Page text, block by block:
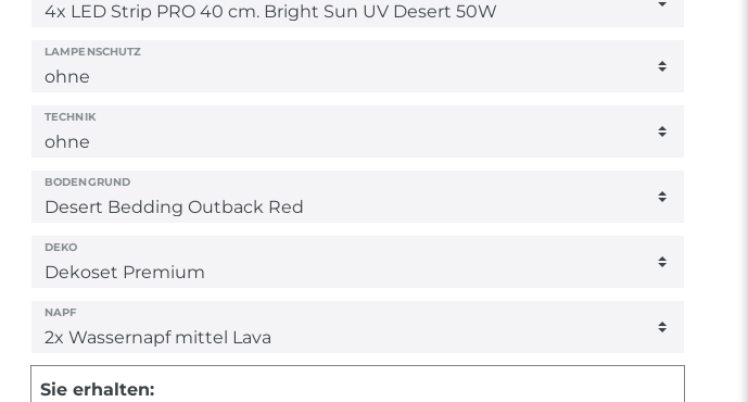
LAMPENSCHUTZ
TECHNIK
BODENGRUND
DEKO
NAPF
Sie erhalten: